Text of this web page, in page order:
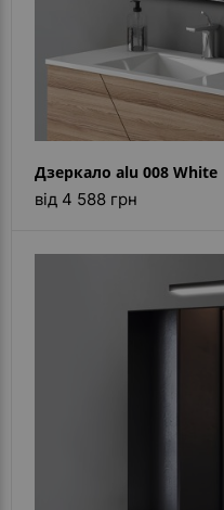
Дзеркало alu 008 White
від 4 588 грн